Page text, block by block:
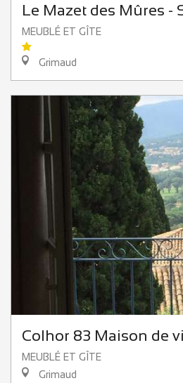
Le Mazet des Mûres -
MEUBLÉ ET GÎTE
Grimaud
Colhor 83 Maison de
MEUBLÉ ET GÎTE
Grimaud